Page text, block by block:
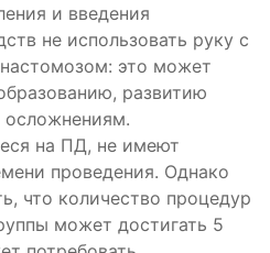
и введения
не использовать руку с
это может
развитию
осложнениям.
на ПД, не имеют
проведения. Однако
что количество процедур
может достигать 5